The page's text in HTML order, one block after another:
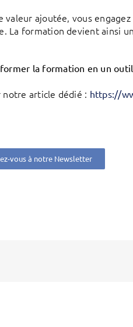
valeur ajoutée, vous
La formation devient ainsi
la formation en un
notre article dédié : https://
vous à notre Newsletter